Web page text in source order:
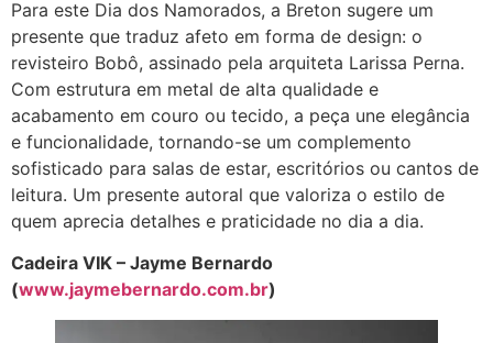
Para este Dia dos Namorados, a Breton sugere um
presente que traduz afeto em forma de design: o
revisteiro Bobô, assinado pela arquiteta Larissa Perna.
Com estrutura em metal de alta qualidade e
acabamento em couro ou tecido, a peça une elegância
e funcionalidade, tornando-se um complemento
sofisticado para salas de estar, escritórios ou cantos de
leitura. Um presente autoral que valoriza o estilo de
quem aprecia detalhes e praticidade no dia a dia.
Cadeira VIK – Jayme Bernardo
(www.jaymebernardo.com.br)